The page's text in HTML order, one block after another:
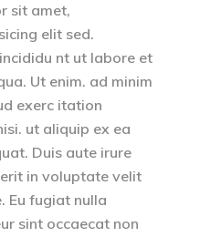
sit amet,
elit sed.
nt ut labore et
Ut enim. ad minim
exerc itation
ut aliquip ex ea
Duis aute irure
in voluptate velit
Eu fugiat nulla
sint occaecat non